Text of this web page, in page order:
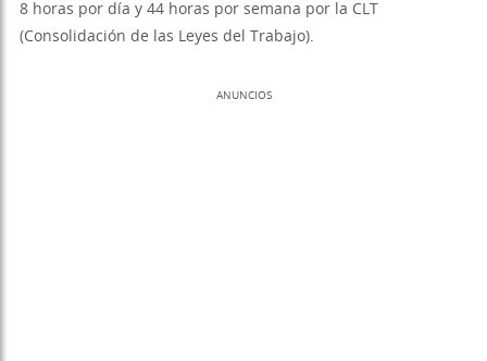
8 horas por día y 44 horas por semana por la CLT
(Consolidación de las Leyes del Trabajo).
ANUNCIOS